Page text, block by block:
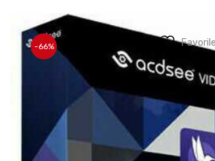
Beni hatırla
Şifremi Unuttum
-66%